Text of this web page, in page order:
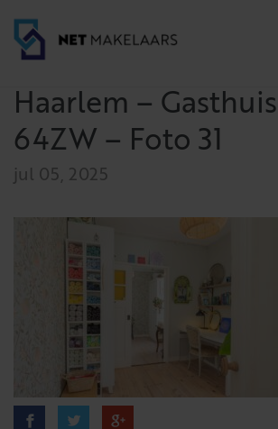
Haarlem –
64ZW – Foto 31
jul 05, 2025